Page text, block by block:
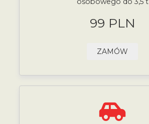
99 PLN
ZAMÓW